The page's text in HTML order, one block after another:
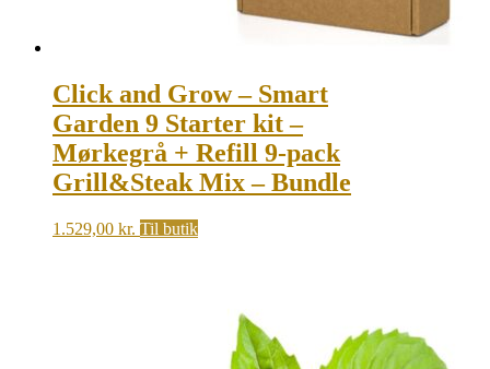
Click and Grow – Smart
Garden 9 Starter kit –
Mørkegrå + Refill 9-pack
Grill&Steak Mix – Bundle
1.529,00 kr. Til butik